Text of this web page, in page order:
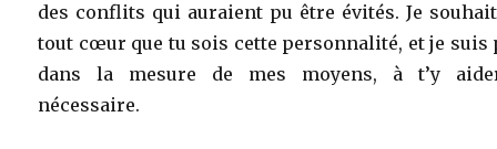
des conflits qui auraient pu être évités. Je
tout cœur que tu sois cette personnalité, et je suis
dans la mesure de mes moyens, à t’y
nécessaire.